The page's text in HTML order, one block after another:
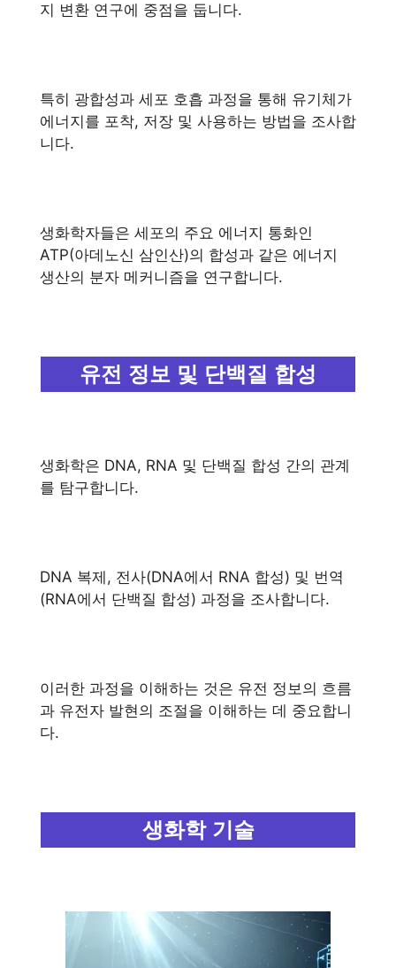
지 변환 연구에 중점을 둡니다.
특히 광합성과 세포 호흡 과정을 통해 유기체가
에너지를 포착, 저장 및 사용하는 방법을 조사합
니다.
생화학자들은 세포의 주요 에너지 통화인
ATP(아데노신 삼인산)의 합성과 같은 에너지
생산의 분자 메커니즘을 연구합니다.
유전 정보 및 단백질 합성
생화학은 DNA, RNA 및 단백질 합성 간의 관계
를 탐구합니다.
DNA 복제, 전사(DNA에서 RNA 합성) 및 번역
(RNA에서 단백질 합성) 과정을 조사합니다.
이러한 과정을 이해하는 것은 유전 정보의 흐름
과 유전자 발현의 조절을 이해하는 데 중요합니
다.
생화학 기술